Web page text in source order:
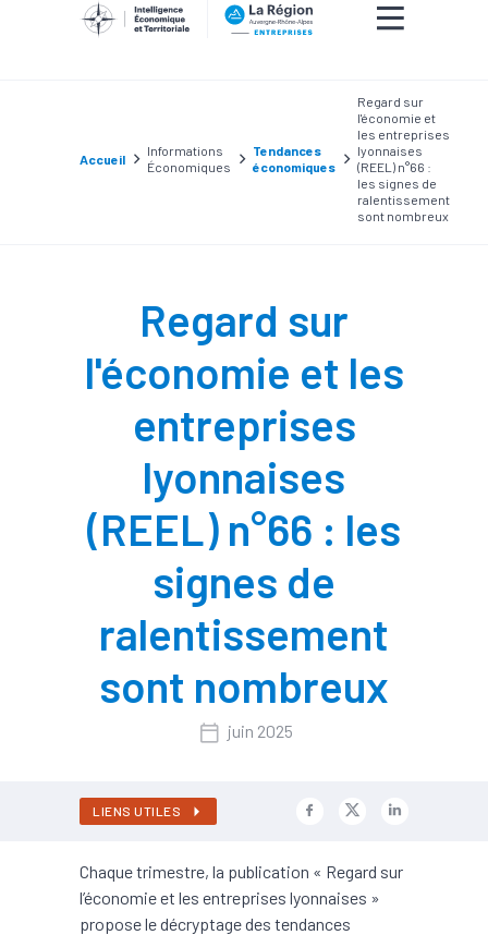
Accueil
Informations
Économiques
Tendances
économiques
Regard sur
l'économie et
les entreprises
lyonnaises
(REEL) n°66 :
les signes de
ralentissement
sont nombreux
Regard sur
l'économie et les
entreprises
lyonnaises
(REEL) n°66 : les
signes de
ralentissement
sont nombreux
juin 2025
LIENS UTILES
Chaque trimestre, la publication « Regard sur
l’économie et les entreprises lyonnaises »
propose le décryptage des tendances